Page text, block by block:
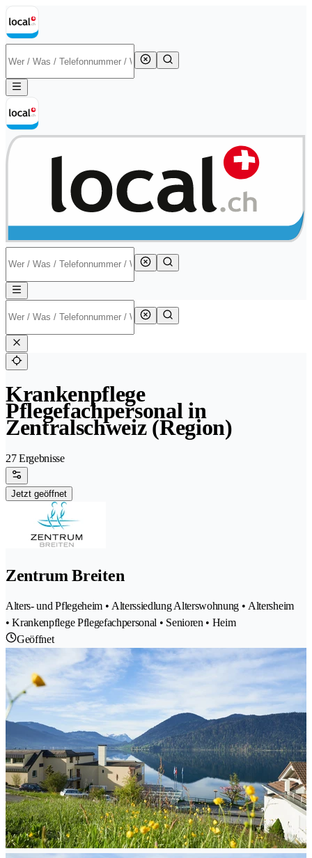
Krankenpflege
Pflegefachpersonal in
Zentralschweiz (Region)
27 Ergebnisse
Jetzt geöffnet
Zentrum Breiten
Alters- und Pflegeheim • Alterssiedlung Alterswohnung • Altersheim
• Krankenpflege Pflegefachpersonal • Senioren • Heim
Geöffnet